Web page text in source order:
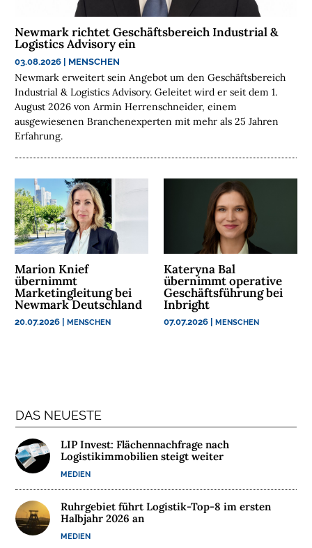
F
O
N
D
S
S
C
H
E
N
N
A
C
H
G
E
U
Newmark richtet Geschäftsbereich Industrial &
Logistics Advisory ein
03.08.2026 MENSCHEN
Newmark erweitert sein Angebot um den Geschäftsbereich
Industrial & Logistics Advisory. Geleitet wird er seit dem 1.
August 2026 von Armin Herrenschneider, einem
ausgewiesenen Branchenexperten mit mehr als 25 Jahren
Erfahrung.
Marion Knief
übernimmt
Marketingleitung bei
Newmark Deutschland
20.07.2026 |MENSCHEN
Kateryna Bal
übernimmt operative
Geschäftsführung bei
Inbright
07.07.2026 |MENSCHEN
DAS NEUESTE
LIP Invest: Flächennachfrage nach
Logistikimmobilien steigt weiter
MEDIEN
Ruhrgebiet führt Logistik-Top-8 im ersten
Halbjahr 2026 an
MEDIEN